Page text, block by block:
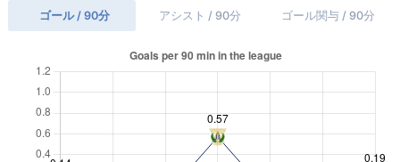
ゴール / 90分 アシスト / 90分 ゴール関与 / 90分